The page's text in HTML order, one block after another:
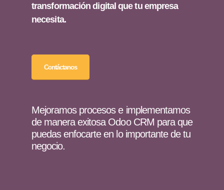
transformación digital que tu empresa
necesita.
Contáctanos
Mejoramos procesos e implementamos
de manera exitosa Odoo CRM para que
puedas enfocarte en lo importante de tu
negocio.